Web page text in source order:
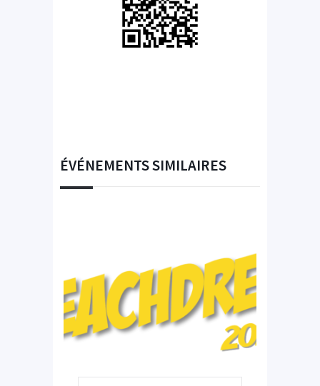
ÉVÉNEMENTS SIMILAIRES